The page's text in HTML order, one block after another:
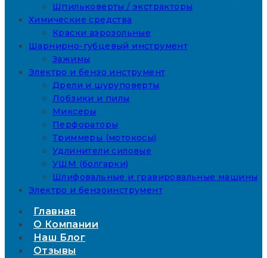
Шпильковерты / экстракторы
Химические средства
Краски аэрозольные
Шарнирно-губцевый инструмент
Зажимы
Электро и бензо инструмент
Дрели и шуруповерты
Лобзики и пилы
Миксеры
Перфораторы
Триммеры (мотокосы)
Удлинители силовые
УШМ (болгарки)
Шлифовальные и гравировальные машины
Электро и бензоинструмент
Главная
О Компании
Наш Блог
Отзывы